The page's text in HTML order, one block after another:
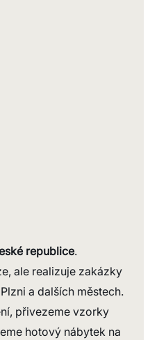
republice.
ale realizuje zakázky
a dalších městech.
přivezeme vzorky
hotový nábytek na